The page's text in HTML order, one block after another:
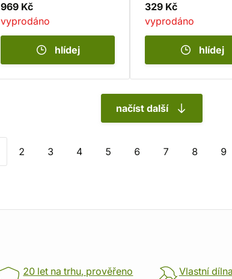
969 Kč
vyprodáno
hlídej
329 Kč
vyprodáno
hlídej
načíst další
2 3 4 5 6 7 8 9
20 let na trhu, prověřeno
Vlastní dílna